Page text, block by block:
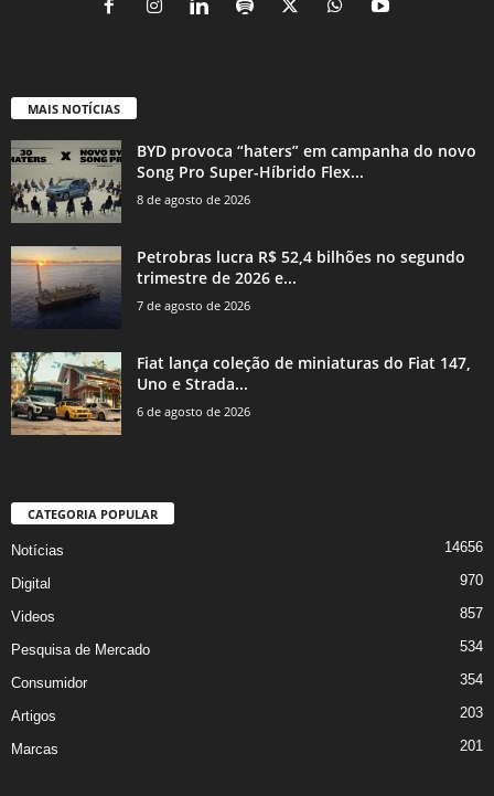
MAIS NOTÍCIAS
BYD provoca “haters” em campanha do novo
Song Pro Super-Híbrido Flex...
8 de agosto de 2026
Petrobras lucra R$ 52,4 bilhões no segundo
trimestre de 2026 e...
7 de agosto de 2026
Fiat lança coleção de miniaturas do Fiat 147,
Uno e Strada...
6 de agosto de 2026
CATEGORIA POPULAR
Notícias 14656
Digital 970
Videos 857
Pesquisa de Mercado 534
Consumidor 354
Artigos 203
Marcas 201